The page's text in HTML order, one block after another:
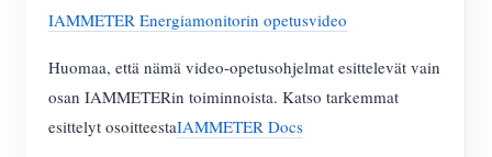
IAMMETER Energiamonitorin opetusvideo
Huomaa, että nämä video-opetusohjelmat esittelevät vain
osan IAMMETERin toiminnoista. Katso tarkemmat
esittelyt osoitteestaIAMMETER Docs